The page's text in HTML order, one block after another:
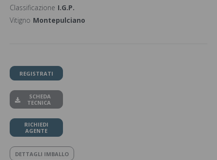
Classificazione I.G.P.
Vitigno Montepulciano
REGISTRATI
SCHEDA
TECNICA
RICHIEDI
AGENTE
DETTAGLI IMBALLO